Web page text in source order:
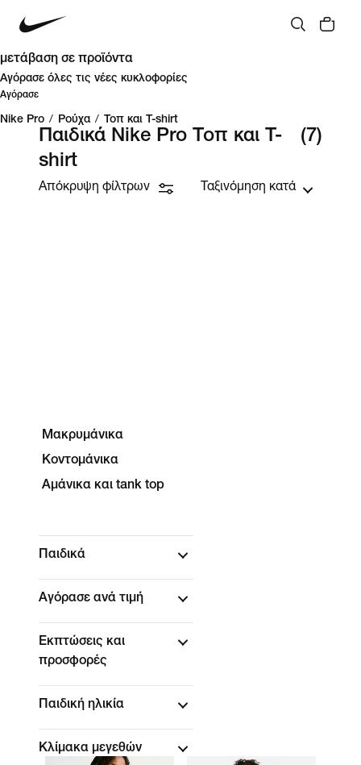
μετάβαση σε προϊόντα
Αγόρασε όλες τις νέες κυκλοφορίες
Αγόρασε
Nike Pro / Ρούχα / Τοπ και T-shirt
Παιδικά Nike Pro Τοπ και T-
shirt
(7)
Απόκρυψη φίλτρων Ταξινόμηση κατά
Μακρυμάνικα
Κοντομάνικα
Αμάνικα και tank top
Παιδικά
Αγόρασε ανά τιμή
Εκπτώσεις και
προσφορές
Παιδική ηλικία
Κλίμακα μεγεθών